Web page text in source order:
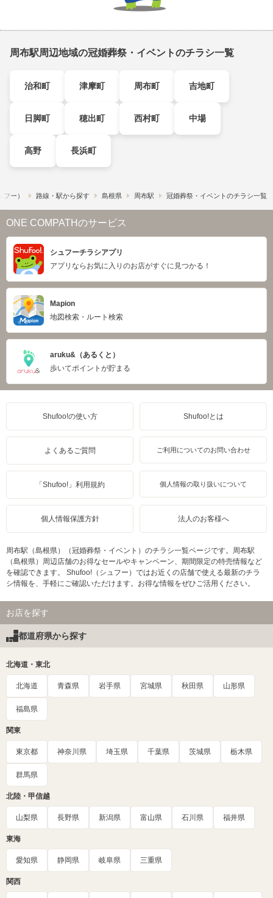
周布駅周辺地域の冠婚葬祭・イベントのチラシ一覧
治和町 津摩町 周布町 吉地町
日脚町 穂出町 西村町 中場
高野 長浜町
ー） 路線・駅から探す 島根県 周布駅 冠婚葬祭・イベントのチラシ一覧
ONE COMPATHのサービス
シュフーチラシアプリ
アプリならお気に入りのお店がすぐに見つかる！
Mapion
地図検索・ルート検索
aruku&（あるくと）
歩いてポイントが貯まる
Shufoo!の使い方 Shufoo!とは
よくあるご質問 ご利用についてのお問い合わせ
「Shufoo!」利用規約 個人情報の取り扱いについて
個人情報保護方針 法人のお客様へ
周布駅（島根県）（冠婚葬祭・イベント）のチラシ一覧ページです。周布駅
（島根県）周辺店舗のお得なセールやキャンペーン、期間限定の特売情報など
を確認できます。 Shufoo!（シュフー）ではお近くの店舗で使える最新のチラ
シ情報を、手軽にご確認いただけます。お得な情報をぜひご活用ください。
お店を探す
都道府県から探す
北海道・東北
北海道 青森県 岩手県 宮城県 秋田県 山形県
福島県
関東
東京都 神奈川県 埼玉県 千葉県 茨城県 栃木県
群馬県
北陸・甲信越
山梨県 長野県 新潟県 富山県 石川県 福井県
東海
愛知県 静岡県 岐阜県 三重県
関西